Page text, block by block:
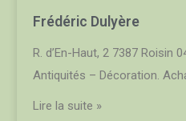
Frédéric Dulyère
R. d’En-Haut, 2 7387 Roisin
Antiquités – Décoration.
Lire la suite »